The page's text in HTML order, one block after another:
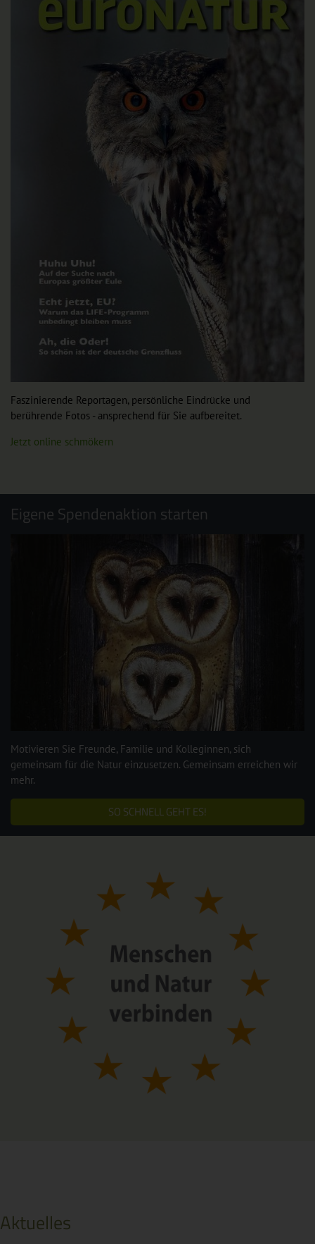
Faszinierende Reportagen, persönliche Eindrücke und
berührende Fotos - ansprechend für Sie aufbereitet.
Jetzt online schmökern
Eigene Spendenaktion starten
Motivieren Sie Freunde, Familie und Kolleginnen, sich
gemeinsam für die Natur einzusetzen. Gemeinsam erreichen wir
mehr.
SO SCHNELL GEHT ES!
Aktuelles